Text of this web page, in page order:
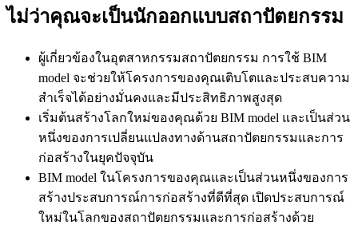
ไม่ว่าคุณจะเป็นนักออกแบบสถาปัตยกรรม
ผู้เกี่ยวข้องในอุตสาหกรรมสถาปัตยกรรม การใช้ BIM
model จะช่วยให้โครงการของคุณเติบโตและประสบความ
สำเร็จได้อย่างมั่นคงและมีประสิทธิภาพสูงสุด
เริ่มต้นสร้างโลกใหม่ของคุณด้วย BIM model และเป็นส่วน
หนึ่งของการเปลี่ยนแปลงทางด้านสถาปัตยกรรมและการ
ก่อสร้างในยุคปัจจุบัน
BIM model ในโครงการของคุณและเป็นส่วนหนึ่งของการ
สร้างประสบการณ์การก่อสร้างที่ดีที่สุด เปิดประสบการณ์
ใหม่ในโลกของสถาปัตยกรรมและการก่อสร้างด้วย